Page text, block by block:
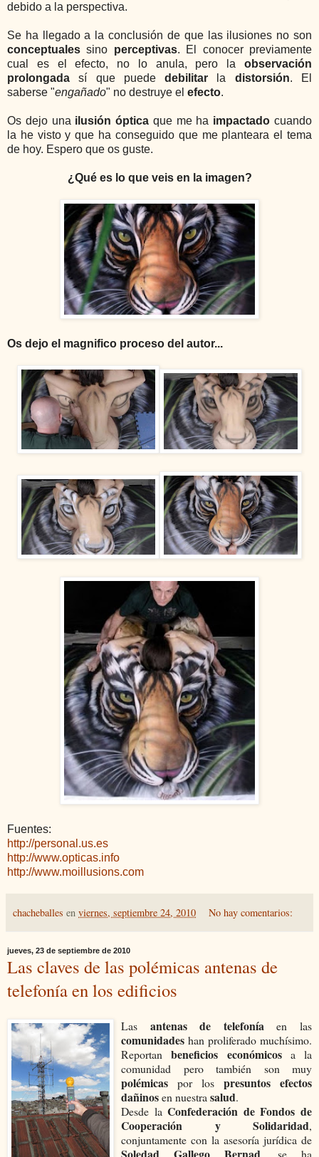
debido a la perspectiva.
Se ha llegado a la conclusión de que las ilusiones no son
conceptualessino perceptivas. El conocer previamente
cual es el efecto, no lo anula, pero la observación
prolongada sí que puededebilitar la distorsión. El
saberse "engañado" no destruye el efecto.
Os dejo una ilusión óptica que me ha impactadocuando
la he visto y que ha conseguido que me planteara el tema
de hoy. Espero que os guste.
¿Qué es lo que veis en la imagen?
Os dejo el magnifico proceso del autor...
Fuentes:
http://personal.us.es
http://www.opticas.info
http://www.moillusions.com
chacheballes en viernes, septiembre 24, 2010 No hay comentarios:
jueves, 23 de septiembre de 2010
Las claves de las polémicas antenas de
telefonía en los edificios
Las antenas de telefonía en las
comunidades han proliferado muchísimo.
Reportanbeneficios económicosa la
comunidad pero también son muy
polémicas por los presuntos efectos
dañinosen nuestra salud.
Desde laConfederación de Fondos de
Cooperación y Solidaridad,
conjuntamente con la asesoría jurídica de
Soledad Gallego Bernad , se ha